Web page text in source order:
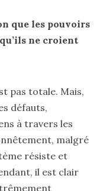
que les pouvoirs
ne croient
pas totale. Mais,
défauts,
à travers les
malgré
résiste et
il est clair